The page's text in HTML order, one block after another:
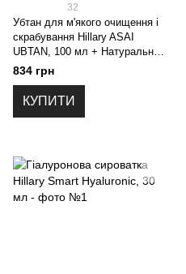
32
Убтан для м'якого очищення і
скрабування Hillary ASAI
UBTAN, 100 мл + Натуральна
олія для обличчя та волосся
Hillary JOJOBA OIL, 30 мл
834 грн
КУПИТИ